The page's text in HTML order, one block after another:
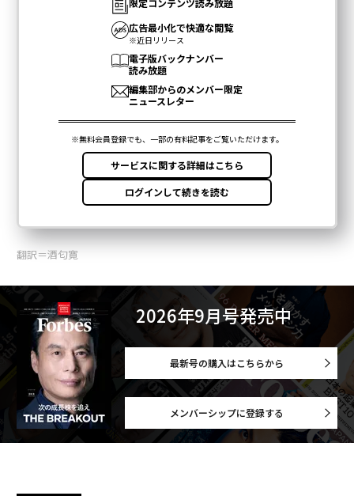
翻訳＝酒匂寛
2026年9月号発売中
最新号の購入はこちらから
メンバーシップに登録する